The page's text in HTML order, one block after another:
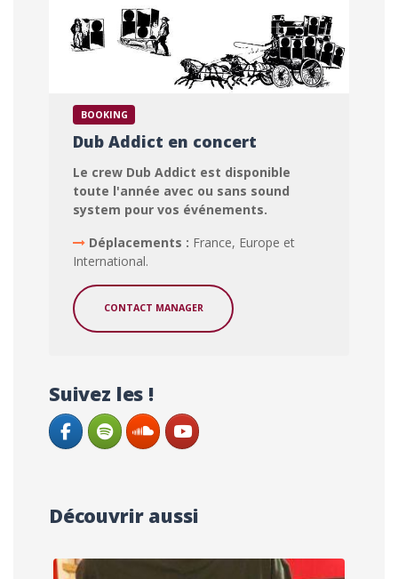
BOOKING
Dub Addict en concert
Le crew Dub Addict est disponible
toute l'année avec ou sans sound
system pour vos événements.
Déplacements : France, Europe et
International.
CONTACT MANAGER
Suivez les !
Découvrir aussi